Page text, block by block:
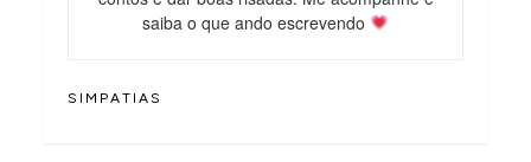
saiba o que ando escrevendo
SIMPATIAS